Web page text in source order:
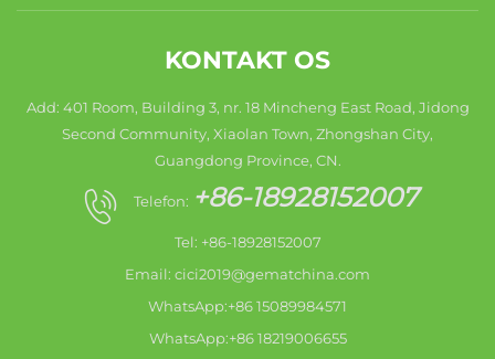
KONTAKT OS
Add: 401 Room, Building 3, nr. 18 Mincheng East Road, Jidong
Second Community, Xiaolan Town, Zhongshan City,
Guangdong Province, CN.
Telefon: +86-18928152007
Tel: +86-18928152007
Email: cici2019@gematchina.com
WhatsApp:+86 15089984571
WhatsApp:+86 18219006655